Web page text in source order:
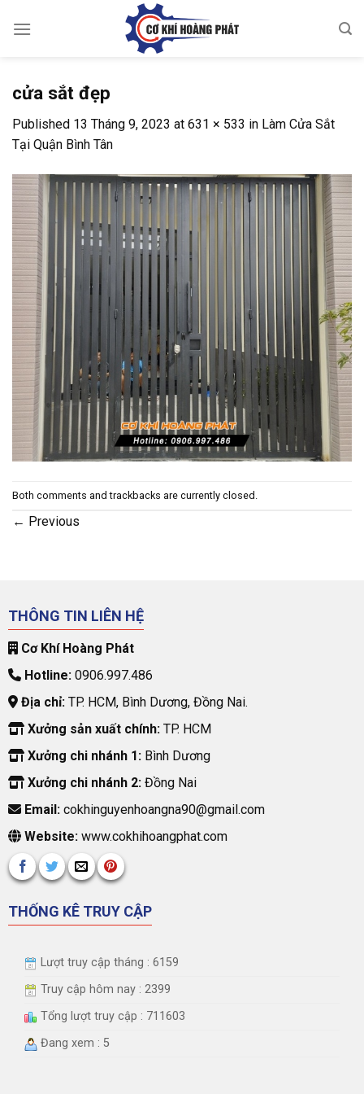
cửa sắt đẹp
Published 13 Tháng 9, 2023 at 631 × 533 in Làm Cửa Sắt
Tại Quận Bình Tân
Both comments and trackbacks are currently closed.
← Previous
THÔNG TIN LIÊN HỆ
Cơ Khí Hoàng Phát
Hotline:0906.997.486
Địa chỉ:TP. HCM, Bình Dương, Đồng Nai.
Xưởng sản xuất chính:TP. HCM
Xưởng chi nhánh 1:Bình Dương
Xưởng chi nhánh 2:Đồng Nai
Email:cokhinguyenhoangna90@gmail.com
Website:www.cokhihoangphat.com
THỐNG KÊ TRUY CẬP
Lượt truy cập tháng : 6159
Truy cập hôm nay : 2399
Tổng lượt truy cập : 711603
Đang xem : 5